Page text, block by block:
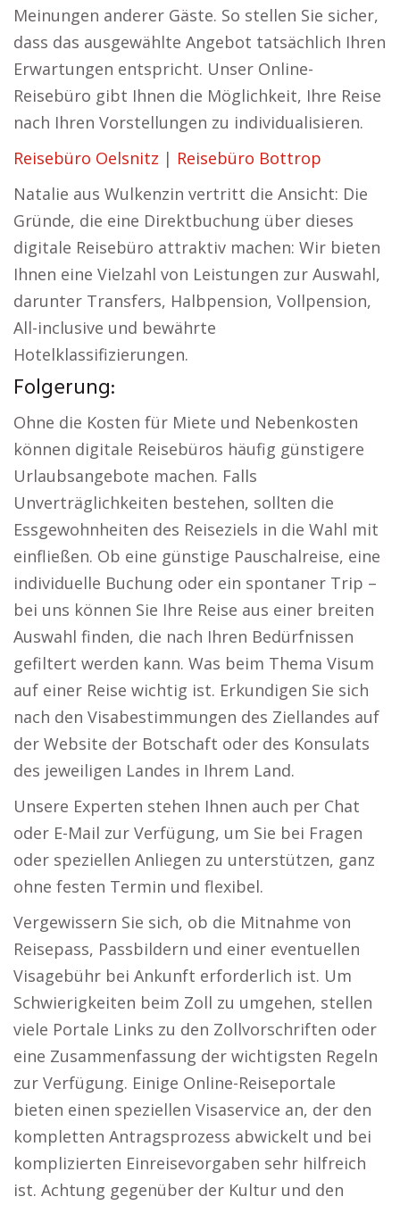
Meinungen anderer Gäste. So stellen Sie sicher,
dass das ausgewählte Angebot tatsächlich Ihren
Erwartungen entspricht. Unser Online-
Reisebüro gibt Ihnen die Möglichkeit, Ihre Reise
nach Ihren Vorstellungen zu individualisieren.
Reisebüro Oelsnitz | Reisebüro Bottrop
Natalie aus Wulkenzin vertritt die Ansicht: Die
Gründe, die eine Direktbuchung über dieses
digitale Reisebüro attraktiv machen: Wir bieten
Ihnen eine Vielzahl von Leistungen zur Auswahl,
darunter Transfers, Halbpension, Vollpension,
All-inclusive und bewährte
Hotelklassifizierungen.
Folgerung:
Ohne die Kosten für Miete und Nebenkosten
können digitale Reisebüros häufig günstigere
Urlaubsangebote machen. Falls
Unverträglichkeiten bestehen, sollten die
Essgewohnheiten des Reiseziels in die Wahl mit
einfließen. Ob eine günstige Pauschalreise, eine
individuelle Buchung oder ein spontaner Trip –
bei uns können Sie Ihre Reise aus einer breiten
Auswahl finden, die nach Ihren Bedürfnissen
gefiltert werden kann. Was beim Thema Visum
auf einer Reise wichtig ist. Erkundigen Sie sich
nach den Visabestimmungen des Ziellandes auf
der Website der Botschaft oder des Konsulats
des jeweiligen Landes in Ihrem Land.
Unsere Experten stehen Ihnen auch per Chat
oder E-Mail zur Verfügung, um Sie bei Fragen
oder speziellen Anliegen zu unterstützen, ganz
ohne festen Termin und flexibel.
Vergewissern Sie sich, ob die Mitnahme von
Reisepass, Passbildern und einer eventuellen
Visagebühr bei Ankunft erforderlich ist. Um
Schwierigkeiten beim Zoll zu umgehen, stellen
viele Portale Links zu den Zollvorschriften oder
eine Zusammenfassung der wichtigsten Regeln
zur Verfügung. Einige Online-Reiseportale
bieten einen speziellen Visaservice an, der den
kompletten Antragsprozess abwickelt und bei
komplizierten Einreisevorgaben sehr hilfreich
ist. Achtung gegenüber der Kultur und den